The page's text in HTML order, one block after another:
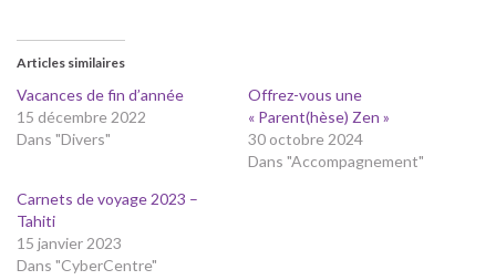
Articles similaires
Vacances de fin d’année
15 décembre 2022
Dans "Divers"
Offrez-vous une
« Parent(hèse) Zen »
30 octobre 2024
Dans "Accompagnement"
Carnets de voyage 2023 –
Tahiti
15 janvier 2023
Dans "CyberCentre"